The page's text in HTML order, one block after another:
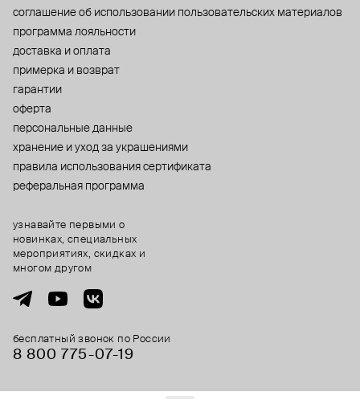
cоглашение об использовании пользовательских материалов
программа лояльности
доставка и оплата
примерка и возврат
гарантии
оферта
персональные данные
хранение и уход за украшениями
правила использования сертификата
реферальная программа
бесплатный звонок по России
8 800 775⁠-07⁠-19
узнавайте первыми о
новинках, специальных
мероприятиях, скидках и
многом другом